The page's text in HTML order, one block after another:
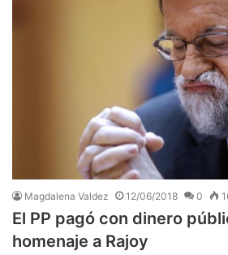
Magdalena Valdez 12/06/2018 0
El PP pagó con dinero
homenaje a Rajoy